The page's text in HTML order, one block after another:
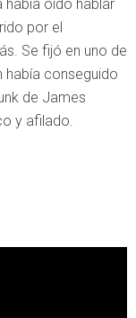
había oído hablar
por el
Se fijó en uno de
había conseguido
de James
y afilado.